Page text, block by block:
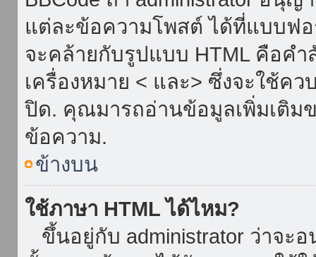
แต่ละข้อความโพสต์ ได้ที่แบบฟ
จะคล้ายกับรูปแบบ HTML คือคำ
เครื่องหมาย < และ> ซึ่งจะใช้ค
ปิด. คุณมารถอ่านข้อมูลเพิ่มเติม
ข้อความ.
ข้างบน
ใช้ภาษา HTML ได้ไหม?
ขึ้นอยู่กับ administrator ว่าจะ